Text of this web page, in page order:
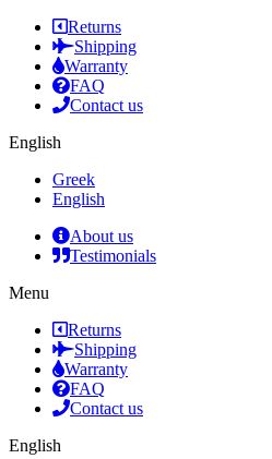
Returns
Shipping
Warranty
FAQ
Contact us
English
Greek
English
About us
Testimonials
Menu
Returns
Shipping
Warranty
FAQ
Contact us
English